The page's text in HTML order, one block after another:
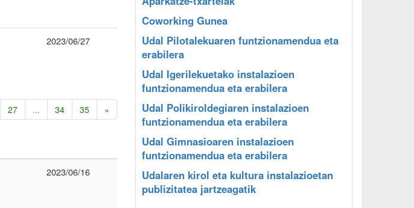
2023/06/27
27 ... 34 35 »
2023/06/16
Coworking Gunea
Udal Pilotalekuaren funtzionamendua eta
erabilera
Udal Igerilekuetako instalazioen
funtzionamendua eta erabilera
Udal Polikiroldegiaren instalazioen
funtzionamendua eta erabilera
Udal Gimnasioaren instalazioen
funtzionamendua eta erabilera
Udalaren kirol eta kultura instalazioetan
publizitatea jartzeagatik